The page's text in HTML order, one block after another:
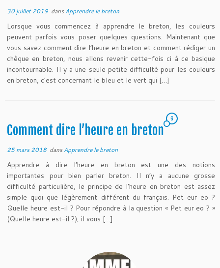
30 juillet 2019 dans Apprendre le breton
Lorsque vous commencez à apprendre le breton, les couleurs
peuvent parfois vous poser quelques questions. Maintenant que
vous savez comment dire l’heure en breton et comment rédiger un
chèque en breton, nous allons revenir cette-fois ci à ce basique
incontournable. Il y a une seule petite difficulté pour les couleurs
en breton, c’est concernant le bleu et le vert qui […]
Comment dire l’heure en breton
6
25 mars 2018 dans Apprendre le breton
Apprendre à dire l’heure en breton est une des notions
importantes pour bien parler breton. Il n’y a aucune grosse
difficulté particulière, le principe de l’heure en breton est assez
simple quoi que légèrement différent du français. Pet eur eo ?
Quelle heure est-il ? Pour répondre à la question « Pet eur eo ? »
(Quelle heure est-il ?), il vous […]